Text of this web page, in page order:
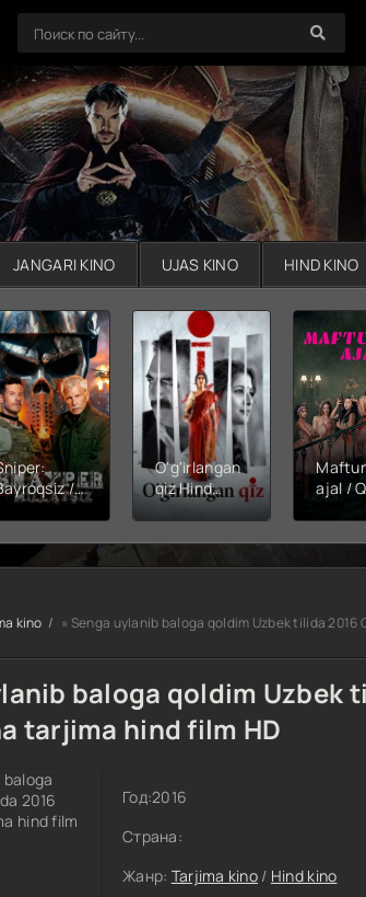
JANGARI KINO UJAS KINO HIND KINO
/
Snayper:
Uzbek tilida
HD tas-
skachat
O'g'irlangan
qiz Hind
kinosi 2026
O'zbekcha
tarjima kino
ajal /
tilida)
2026
kino » Senga uylanib baloga qoldim Uzbek tilida
baloga qoldim Uzbek
tarjima hind film HD
Год:2016
Страна:
Жанр: Tarjima kino / Hind kino